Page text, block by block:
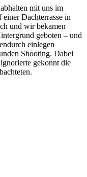
mit uns im
Dachterrasse in
und wir bekamen
geboten – und
einlegen
Shooting. Dabei
gekonnt die